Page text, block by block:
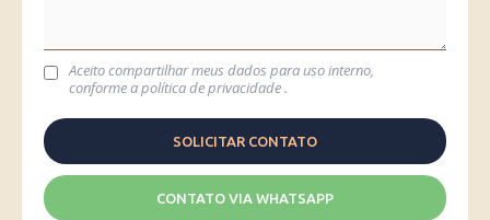
Aceito compartilhar meus dados para uso interno,
conforme apolítica de privacidade.
CONTATO VIA WHATSAPP